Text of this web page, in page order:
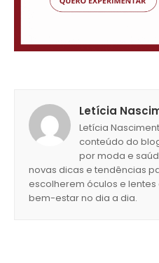
Letícia
Letícia
conteúdo do
por moda e
novas dicas e tendências
escolherem óculos e
bem-estar no dia a dia.